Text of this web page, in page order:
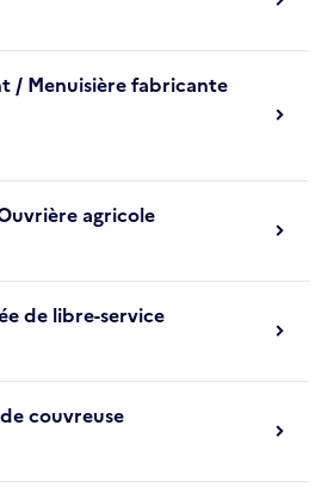
/ Menuisière fabricante
agricole
de libre-service
couvreuse